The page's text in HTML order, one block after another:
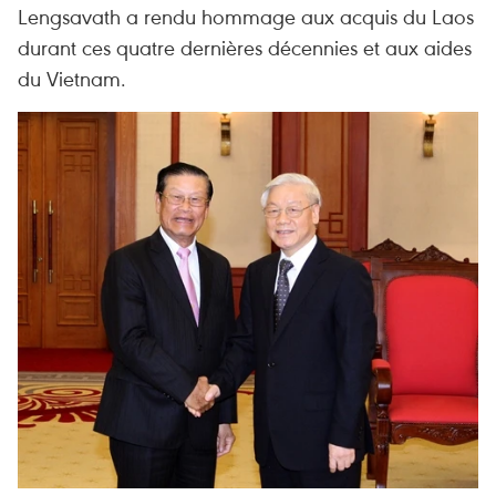
Lengsavath a rendu hommage aux acquis du Laos
durant ces quatre dernières décennies et aux aides
du Vietnam.